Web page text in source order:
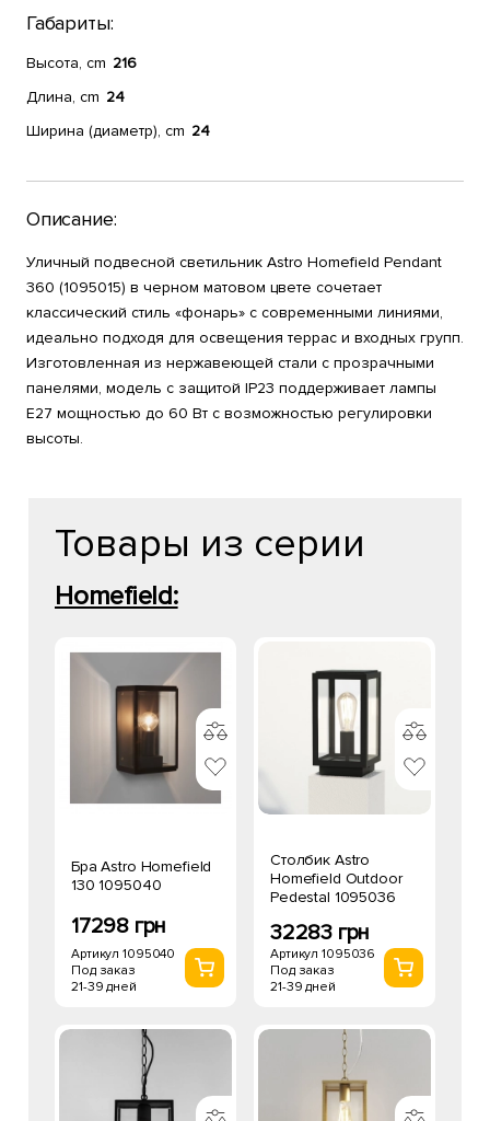
Габариты:
Высота, cm 216
Длина, cm 24
Ширина (диаметр), cm 24
Описание:
Уличный подвесной светильник Astro Homefield Pendant
360 (1095015) в черном матовом цвете сочетает
классический стиль «фонарь» с современными линиями,
идеально подходя для освещения террас и входных групп.
Изготовленная из нержавеющей стали с прозрачными
панелями, модель с защитой IP23 поддерживает лампы
E27 мощностью до 60 Вт с возможностью регулировки
высоты.
Товары из серии
Homefield:
Бра Astro Homefield
130 1095040
17298 грн
Артикул 1095040
Под заказ
21-39 дней
Столбик Astro
Homefield Outdoor
Pedestal 1095036
32283 грн
Артикул 1095036
Под заказ
21-39 дней